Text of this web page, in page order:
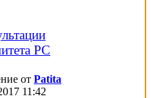
РС
от Patita
11:42